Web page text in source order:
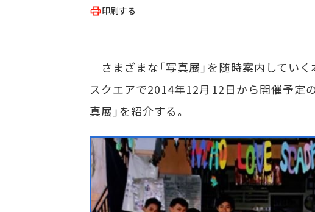
印刷する
さまざまな「写真展」を随時案内してい
スクエアで2014年12月12日から開催予定
真展」を紹介する。